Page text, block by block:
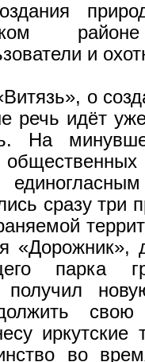
и
о
речь идёт
На
сразу три
«Дорожник»,
парка
получил
свою
во